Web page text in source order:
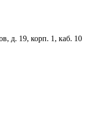
д. 19, корп. 1, каб. 10